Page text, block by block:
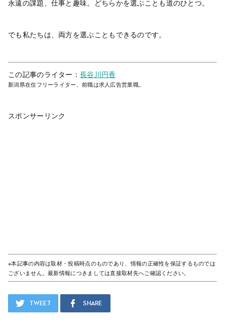
永遠の課題、仕事と趣味。どちらかを選ぶことも道のひとつ。
でも私たちは、両方を選ぶこともできるのです。
この記事のライター： 長谷川円香
新潟県在住フリーライター、前職は求人広告営業職。
スポンサーリンク
※本記事の内容は取材・投稿時点のものであり、情報の正確性を保証するものでは
ございません。最新情報につきましては直接取材先へご確認ください。
Tweet Share